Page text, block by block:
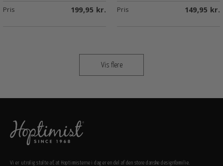
Pris 199,95 kr. Pris 149,95 kr.
Vis flere
Vi er utrolig stolte af, at Hoptimisterne i dag er en del af den store danske designfamilie.